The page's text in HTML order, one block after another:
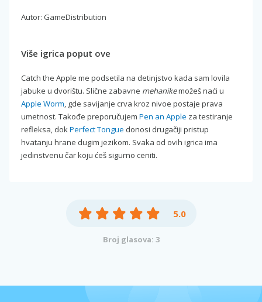
Autor: GameDistribution
Više igrica poput ove
Catch the Apple me podsetila na detinjstvo kada sam lovila
jabuke u dvorištu. Slične zabavne mehanikemožeš naći u
Apple Worm, gde savijanje crva kroz nivoe postaje prava
umetnost. Takođe preporučujem Pen an Apple za testiranje
refleksa, dokPerfect Tongue donosi drugačiji pristup
hvatanju hrane dugim jezikom. Svaka od ovih igrica ima
jedinstvenu čar koju ćeš sigurno ceniti.
5.0
Broj glasova: 3